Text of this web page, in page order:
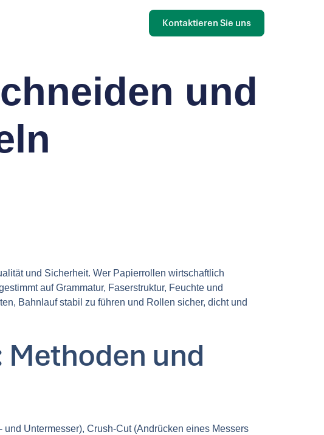
Kontaktieren Sie uns
und
und Sicherheit. Wer Papierrollen wirtschaftlich
auf Grammatur, Faserstruktur, Feuchte und
Bahnlauf stabil zu führen und Rollen sicher, dicht und
und
Untermesser), Crush-Cut (Andrücken eines Messers